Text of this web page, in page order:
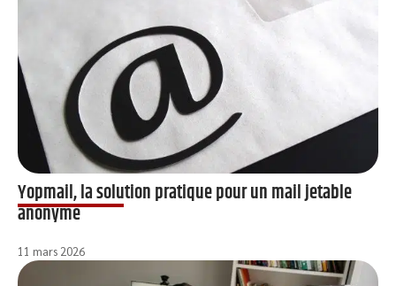
Yopmail, la solution pratique pour un mail jetable
anonyme
11 mars 2026